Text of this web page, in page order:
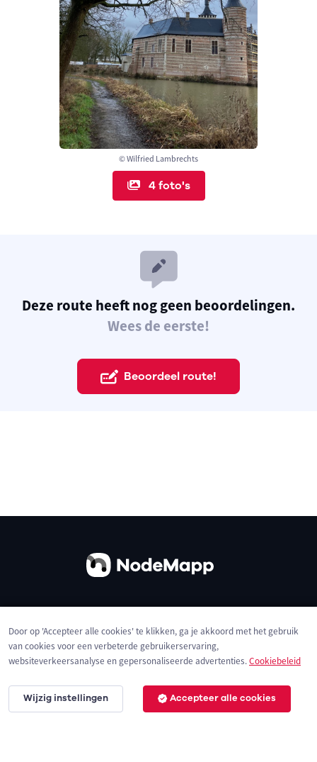
© Wilfried Lambrechts
4 foto's
Deze route heeft nog geen beoordelingen.
Wees de eerste!
Beoordeel route!
Privacybeleid Cookies
Door op 'Accepteer alle cookies' te klikken, ga je akkoord met het gebruik
van cookies voor een verbeterde gebruikerservaring,
websiteverkeersanalyse en gepersonaliseerde advertenties.Cookiebeleid
Wijzig instellingen Accepteer alle cookies